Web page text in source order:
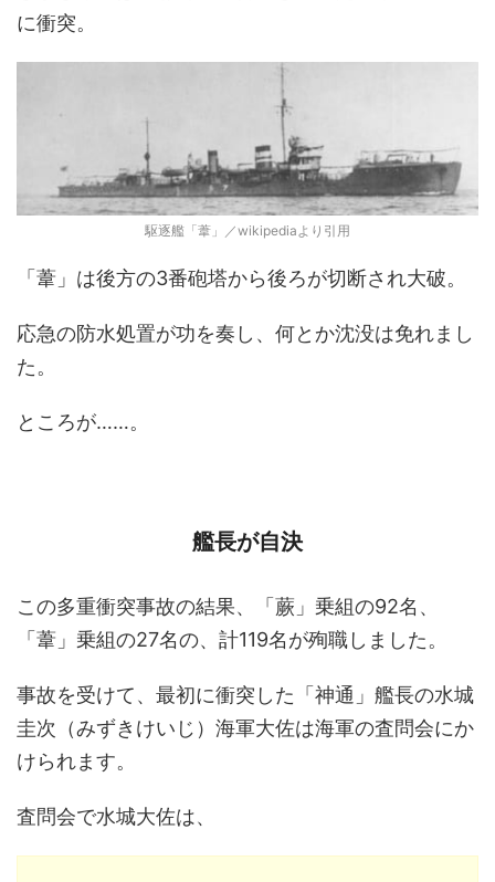
に衝突。
駆逐艦「葦」／wikipediaより引用
「葦」は後方の3番砲塔から後ろが切断され大破。
応急の防水処置が功を奏し、何とか沈没は免れまし
た。
ところが……。
艦長が自決
この多重衝突事故の結果、「蕨」乗組の92名、
「葦」乗組の27名の、計119名が殉職しました。
事故を受けて、最初に衝突した「神通」艦長の水城
圭次（みずきけいじ）海軍大佐は海軍の査問会にか
けられます。
査問会で水城大佐は、